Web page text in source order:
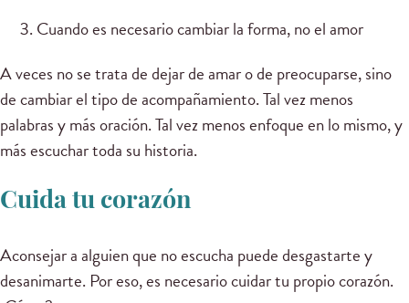
Cuando es necesario cambiar la forma, no el amor
A veces no se trata de dejar de amar o de preocuparse, sino
de cambiar el tipo de acompañamiento. Tal vez menos
palabras y más oración. Tal vez menos enfoque en lo mismo, y
más escuchar toda su historia.
Cuida tu corazón
Aconsejar a alguien que no escucha puede desgastarte y
desanimarte. Por eso, es necesario cuidar tu propio corazón.